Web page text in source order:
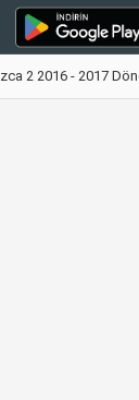
2 2016 - 2017